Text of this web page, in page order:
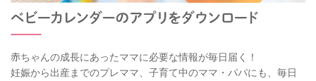
赤ちゃんの成長にあったママに必要な情報が毎日届く！
妊娠から出産までのプレママ、子育て中のママ・パパにも、毎日